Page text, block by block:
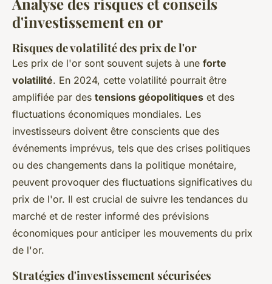
d'investissement en or
Risques de volatilité des prix de l'or
Les prix de l'or sont souvent sujets à une forte
volatilité. En 2024, cette volatilité pourrait être
amplifiée par des tensions géopolitiques et des
fluctuations économiques mondiales. Les
investisseurs doivent être conscients que des
événements imprévus, tels que des crises politiques
ou des changements dans la politique monétaire,
peuvent provoquer des fluctuations significatives du
prix de l'or. Il est crucial de suivre les tendances du
marché et de rester informé des prévisions
économiques pour anticiper les mouvements du prix
de l'or.
Stratégies d'investissement sécurisées